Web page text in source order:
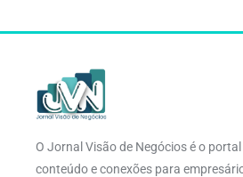
O Jornal Visão de Negócios é o
conteúdo e conexões para